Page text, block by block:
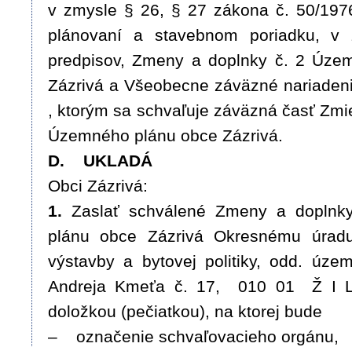
v zmysle § 26, § 27 zákona č. 50/
plánovaní a stavebnom poriadku, v
predpisov, Zmeny a doplnky č. 2
Zázrivá a Všeobecne záväzné
, ktorým sa schvaľuje záväzná časť
Územného plánu obce Zázrivá.
D. UKLADÁ
Obci Zázrivá:
1. Zaslať schválené Zmeny a
plánu obce Zázrivá Okresnému
výstavby a bytovej politiky, odd.
Andreja Kmeťa č. 17, 010 01 Ž I
doložkou (pečiatkou), na ktorej bude
– označenie schvaľovacieho orgánu,